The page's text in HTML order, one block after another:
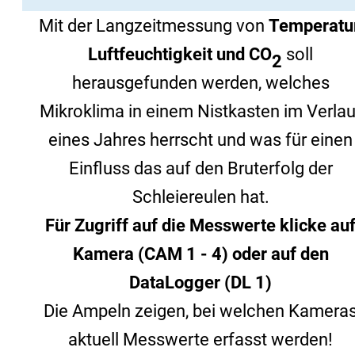
+ CO2
CAM 2
CAM 3
CAM 4
HOME
Medien